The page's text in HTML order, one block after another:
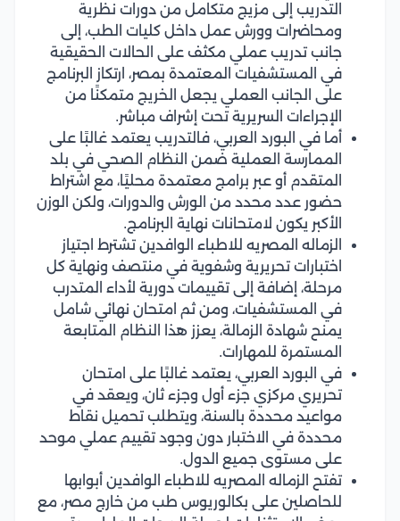
التدريب إلى مزيج متكامل من دورات نظرية
ومحاضرات وورش عمل داخل كليات الطب، إلى
جانب تدريب عملي مكثف على الحالات الحقيقية
في المستشفيات المعتمدة بمصر، ارتكاز البرنامج
على الجانب العملي يجعل الخريج متمكنًا من
الإجراءات السريرية تحت إشراف مباشر.
أما في البورد العربي، فالتدريب يعتمد غالبًا على
الممارسة العملية ضمن النظام الصحي في بلد
المتقدم أو عبر برامج معتمدة محليًا، مع اشتراط
حضور عدد محدد من الورش والدورات، ولكن الوزن
الأكبر يكون لامتحانات نهاية البرنامج.
الزماله المصريه للاطباء الوافدين تشترط اجتياز
اختبارات تحريرية وشفوية في منتصف ونهاية كل
مرحلة، إضافة إلى تقييمات دورية لأداء المتدرب
في المستشفيات، ومن ثم امتحان نهائي شامل
يمنح شهادة الزمالة، يعزز هذا النظام المتابعة
المستمرة للمهارات.
في البورد العربي، يعتمد غالبًا على امتحان
تحريري مركزي جزء أول وجزء ثان، ويعقد في
مواعيد محددة بالسنة، ويتطلب تحميل نقاط
محددة في الاختبار دون وجود تقييم عملي موحد
على مستوى جميع الدول.
تفتح الزماله المصريه للاطباء الوافدين أبوابها
للحاصلين على بكالوريوس طب من خارج مصر، مع